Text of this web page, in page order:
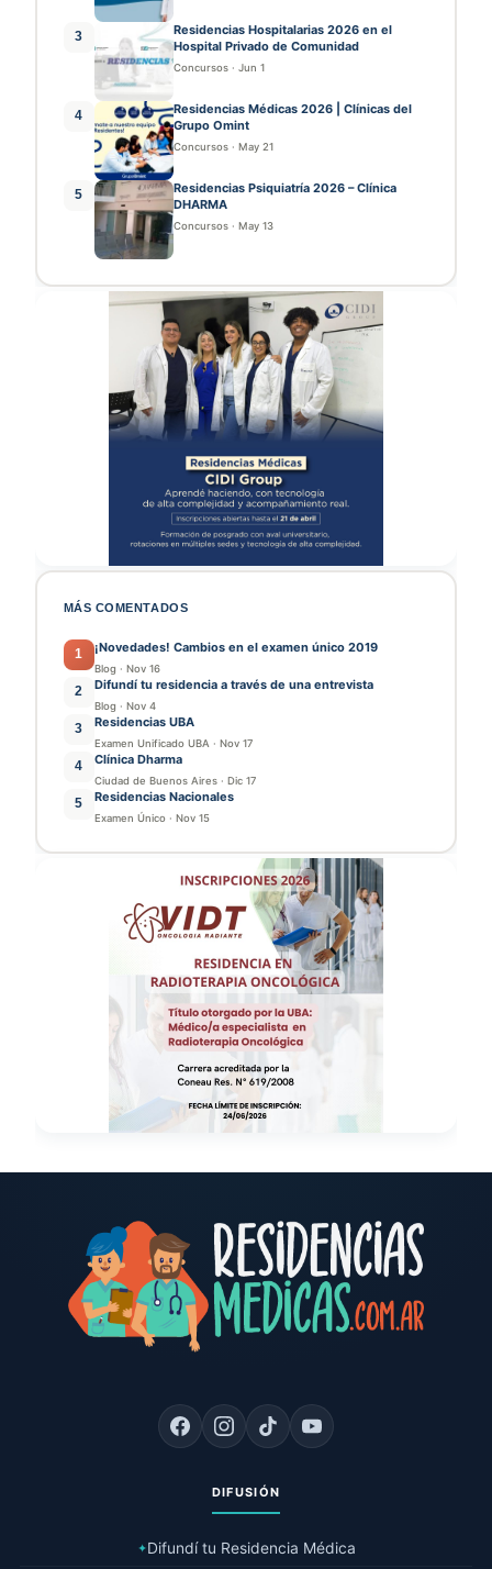
3
Residencias Hospitalarias 2026 en el
Hospital Privado de Comunidad
Concursos · Jun 1
4
Residencias Médicas 2026 | Clínicas del
Grupo Omint
Concursos · May 21
5
Residencias Psiquiatría 2026 – Clínica
DHARMA
Concursos · May 13
MÁS COMENTADOS
1 ¡Novedades! Cambios en el examen único 2019
Blog · Nov 16
2 Difundí tu residencia a través de una entrevista
Blog · Nov 4
3 Residencias UBA
Examen Unificado UBA · Nov 17
4 Clínica Dharma
Ciudad de Buenos Aires · Dic 17
5 Residencias Nacionales
Examen Único · Nov 15
DIFUSIÓN
✦Difundí tu Residencia Médica